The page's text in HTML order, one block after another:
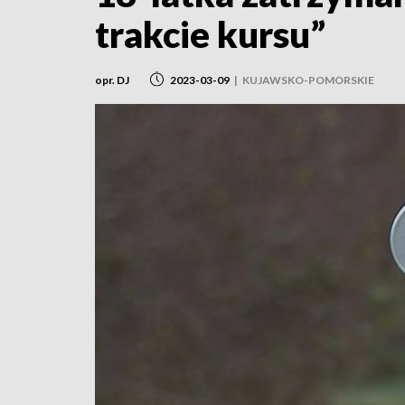
trakcie kursu”
opr. DJ 2023-03-09 | KUJAWSKO-POMORSKIE